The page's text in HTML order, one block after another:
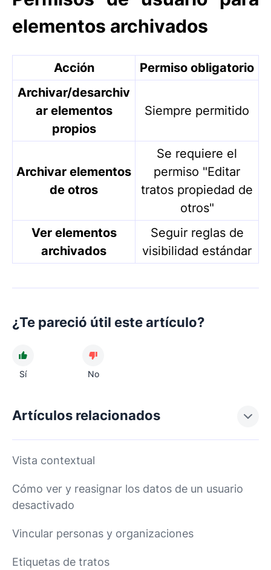
elementos archivados
Acción
Permiso obligatorio
Archivar/desarchiv
ar elementos
propios
Siempre permitido
Archivar elementos
de otros
Se requiere el
permiso "Editar
tratos propiedad de
otros"
Ver elementos
archivados
Seguir reglas de
visibilidad estándar
¿Te pareció útil este artículo?
Sí No
Artículos relacionados
Vista contextual
Cómo ver y reasignar los datos de un usuario
desactivado
Vincular personas y organizaciones
Etiquetas de tratos